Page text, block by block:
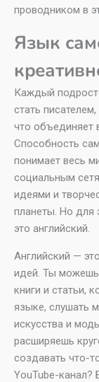
проводником в
Язык
Каждый
стать
что объединяет
Способность
понимает весь
социальным
идеями и
планеты. Но для
это английский.
Английский —
идей. Ты можешь
книги и статьи,
языке, слушать
искусства и
расширяешь
создавать что-
YouTube-канал?